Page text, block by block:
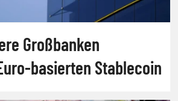
Großbanken
basierten Stablecoin